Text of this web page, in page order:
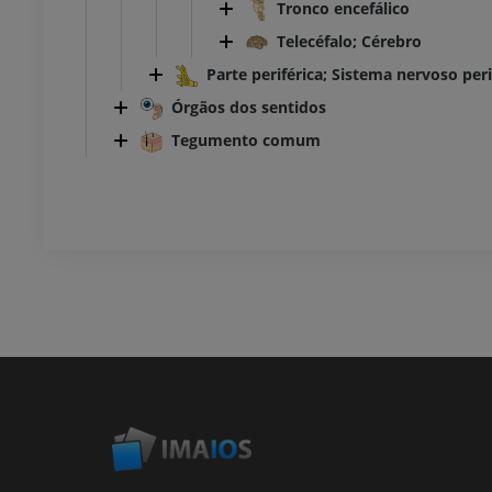
Tronco encefálico
Telecéfalo; Cérebro
Parte periférica; Sistema nervoso
Órgãos dos sentidos
Tegumento comum